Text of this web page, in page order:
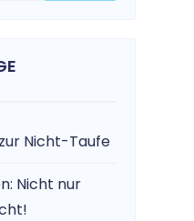
Nicht-Taufe
Nicht nur